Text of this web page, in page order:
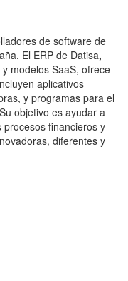
de software de
El ERP de Datisa,
modelos SaaS, ofrece
aplicativos
y programas para el
objetivo es ayudar a
financieros y
diferentes y